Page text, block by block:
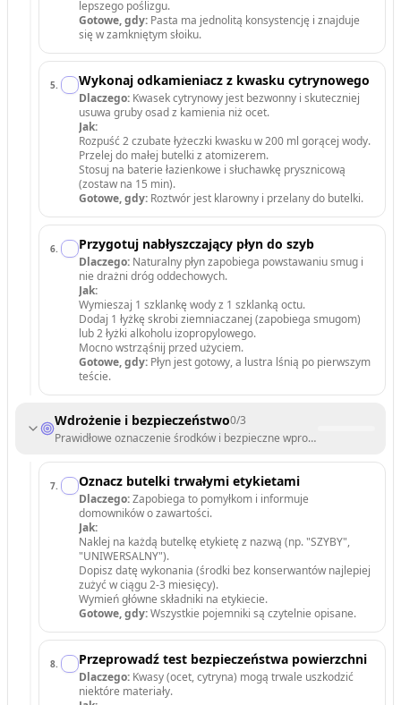
lepszego poślizgu.
Gotowe, gdy: Pasta ma jednolitą konsystencję i znajduje
się w zamkniętym słoiku.
5. Wykonaj odkamieniacz z kwasku cytrynowego
Dlaczego: Kwasek cytrynowy jest bezwonny i skuteczniej
usuwa gruby osad z kamienia niż ocet.
Jak:
Rozpuść 2 czubate łyżeczki kwasku w 200 ml gorącej wody.
Przelej do małej butelki z atomizerem.
Stosuj na baterie łazienkowe i słuchawkę prysznicową
(zostaw na 15 min).
Gotowe, gdy: Roztwór jest klarowny i przelany do butelki.
6. Przygotuj nabłyszczający płyn do szyb
Dlaczego: Naturalny płyn zapobiega powstawaniu smug i
nie drażni dróg oddechowych.
Jak:
Wymieszaj 1 szklankę wody z 1 szklanką octu.
Dodaj 1 łyżkę skrobi ziemniaczanej (zapobiega smugom)
lub 2 łyżki alkoholu izopropylowego.
Mocno wstrząśnij przed użyciem.
Gotowe, gdy: Płyn jest gotowy, a lustra lśnią po pierwszym
teście.
Wdrożenie i bezpieczeństwo0/3
Prawidłowe oznaczenie środków i bezpieczne wprowadzenie ich do
7. Oznacz butelki trwałymi etykietami
Dlaczego:Zapobiega to pomyłkom i informuje
domowników o zawartości.
Jak:
Naklej na każdą butelkę etykietę z nazwą (np. "SZYBY",
"UNIWERSALNY").
Dopisz datę wykonania (środki bez konserwantów najlepiej
zużyć w ciągu 2-3 miesięcy).
Wymień główne składniki na etykiecie.
Gotowe, gdy:Wszystkie pojemniki są czytelnie opisane.
8. Przeprowadź test bezpieczeństwa powierzchni
Dlaczego: Kwasy (ocet, cytryna) mogą trwale uszkodzić
niektóre materiały.